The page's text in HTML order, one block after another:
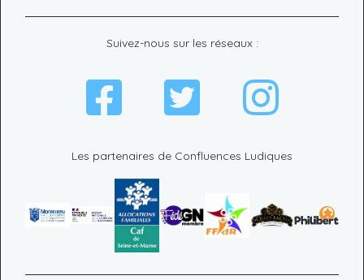
Les partenaires de Confluences Ludiques
Suivez-nous sur les réseaux :